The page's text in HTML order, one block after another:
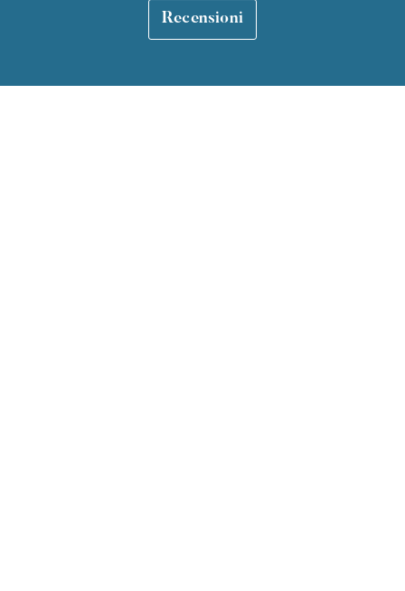
01 22 33 44 55
Recensioni